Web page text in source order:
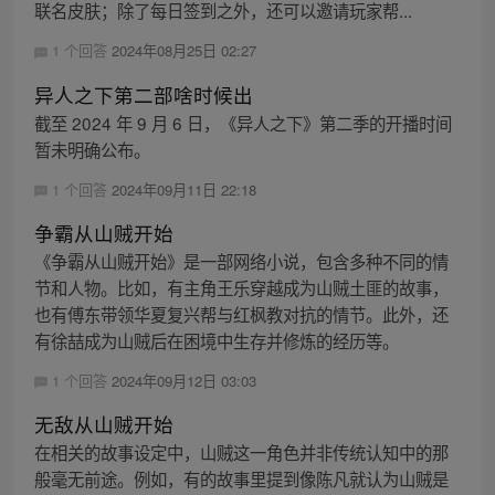
联名皮肤；除了每日签到之外，还可以邀请玩家帮...
1 个回答 2024年08月25日 02:27
异人之下第二部啥时候出
截至 2024 年 9 月 6 日，《异人之下》第二季的开播时间
暂未明确公布。
1 个回答 2024年09月11日 22:18
争霸从山贼开始
《争霸从山贼开始》是一部网络小说，包含多种不同的情
节和人物。比如，有主角王乐穿越成为山贼土匪的故事，
也有傅东带领华夏复兴帮与红枫教对抗的情节。此外，还
有徐喆成为山贼后在困境中生存并修炼的经历等。
1 个回答 2024年09月12日 03:03
无敌从山贼开始
在相关的故事设定中，山贼这一角色并非传统认知中的那
般毫无前途。例如，有的故事里提到像陈凡就认为山贼是